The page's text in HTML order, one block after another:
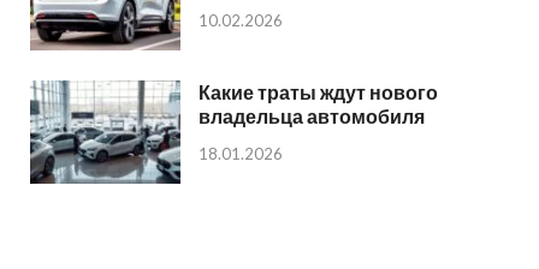
10.02.2026
Какие траты ждут нового
владельца автомобиля
18.01.2026